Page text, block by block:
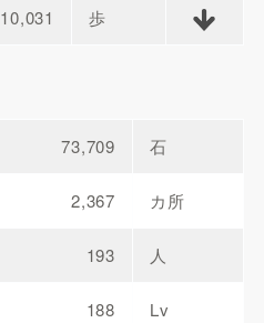
10,031 歩
73,709 石
2,367 カ所
193 人
188 Lv